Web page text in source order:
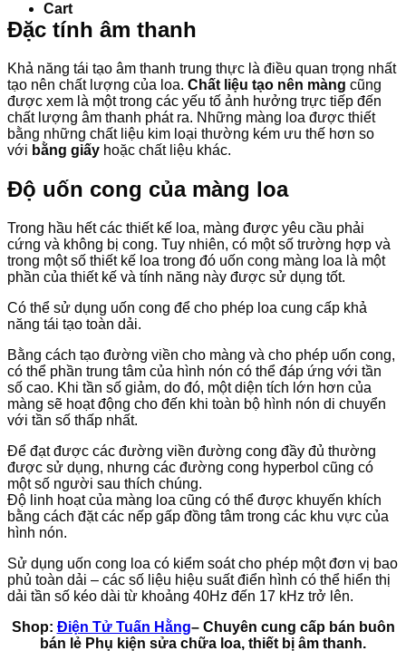
Cart
Đặc tính âm thanh
Khả năng tái tạo âm thanh trung thực là điều quan trọng nhất
tạo nên chất lượng của loa. Chất liệu tạo nên màng cũng
được xem là một trong các yếu tố ảnh hưởng trực tiếp đến
chất lượng âm thanh phát ra. Những màng loa được thiết
bằng những chất liệu kim loại thường kém ưu thế hơn so
với bằng giấy hoặc chất liệu khác.
Độ uốn cong của màng loa
Trong hầu hết các thiết kế loa, màng được yêu cầu phải
cứng và không bị cong. Tuy nhiên, có một số trường hợp và
trong một số thiết kế loa trong đó uốn cong màng loa là một
phần của thiết kế và tính năng này được sử dụng tốt.
Có thể sử dụng uốn cong để cho phép loa cung cấp khả
năng tái tạo toàn dải.
Bằng cách tạo đường viền cho màng và cho phép uốn cong,
có thể phần trung tâm của hình nón có thể đáp ứng với tần
số cao. Khi tần số giảm, do đó, một diện tích lớn hơn của
màng sẽ hoạt động cho đến khi toàn bộ hình nón di chuyển
với tần số thấp nhất.
Để đạt được các đường viền đường cong đầy đủ thường
được sử dụng, nhưng các đường cong hyperbol cũng có
một số người sau thích chúng.
Độ linh hoạt của màng loa cũng có thể được khuyến khích
bằng cách đặt các nếp gấp đồng tâm trong các khu vực của
hình nón.
Sử dụng uốn cong loa có kiểm soát cho phép một đơn vị bao
phủ toàn dải – các số liệu hiệu suất điển hình có thể hiển thị
dải tần số kéo dài từ khoảng 40Hz đến 17 kHz trở lên.
Shop: Điện Tử Tuấn Hằng– Chuyên cung cấp bán buôn
bán lẻ Phụ kiện sửa chữa loa, thiết bị âm thanh.